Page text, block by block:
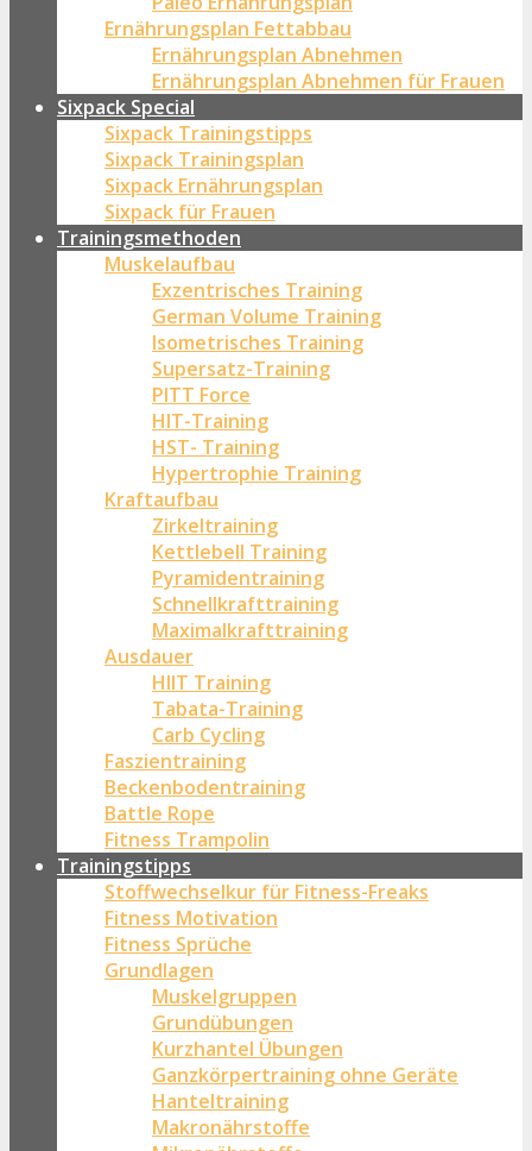
Ernährungsplan Fettabbau
Ernährungsplan Abnehmen
Ernährungsplan Abnehmen für Frauen
Sixpack Special
Sixpack Trainingstipps
Sixpack Trainingsplan
Sixpack Ernährungsplan
Sixpack für Frauen
Trainingsmethoden
Muskelaufbau
Exzentrisches Training
German Volume Training
Isometrisches Training
Supersatz-Training
PITT Force
HIT-Training
HST- Training
Hypertrophie Training
Kraftaufbau
Zirkeltraining
Kettlebell Training
Pyramidentraining
Schnellkrafttraining
Maximalkrafttraining
Ausdauer
HIIT Training
Tabata-Training
Carb Cycling
Faszientraining
Beckenbodentraining
Battle Rope
Fitness Trampolin
Trainingstipps
Stoffwechselkur für Fitness-Freaks
Fitness Motivation
Fitness Sprüche
Grundlagen
Muskelgruppen
Grundübungen
Kurzhantel Übungen
Ganzkörpertraining ohne Geräte
Hanteltraining
Makronährstoffe